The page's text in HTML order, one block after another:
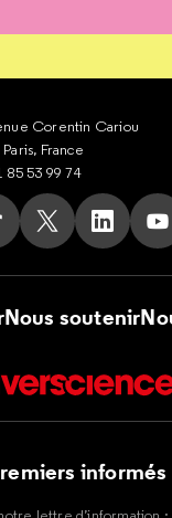
Corentin Cariou
France
85 53 99 74
Instagram
sur Facebook
nous sur Tik
Suivez nous
Suivez
Nous soutenir
informés